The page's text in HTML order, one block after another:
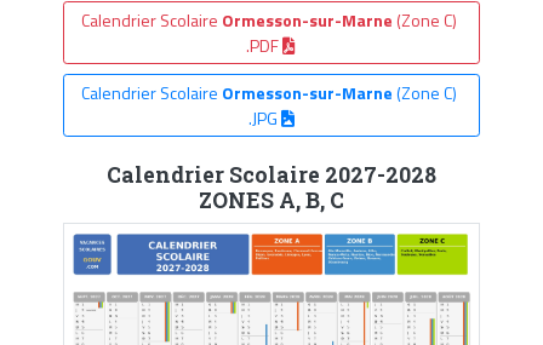
Calendrier Scolaire Ormesson-sur-Marne (Zone C)
.PDF
Calendrier Scolaire Ormesson-sur-Marne(Zone C)
.JPG
Calendrier Scolaire 2027-2028
ZONES A, B, C